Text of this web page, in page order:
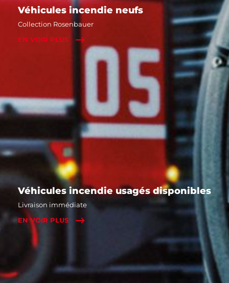
Véhicules incendie neufs
Collection Rosenbauer
EN VOIR PLUS
Véhicules incendie usagés disponibles
Livraison immédiate
EN VOIR PLUS